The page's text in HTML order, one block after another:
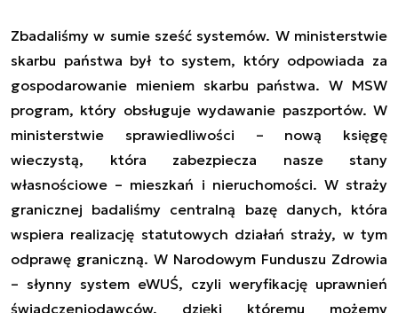
Zbadaliśmy w sumie sześć systemów. W ministerstwie
skarbu państwa był to system, który odpowiada za
gospodarowanie mieniem skarbu państwa. W MSW
program, który obsługuje wydawanie paszportów. W
ministerstwie sprawiedliwości – nową księgę
wieczystą, która zabezpiecza nasze stany
własnościowe – mieszkań i nieruchomości. W straży
granicznej badaliśmy centralną bazę danych, która
wspiera realizację statutowych działań straży, w tym
odprawę graniczną. W Narodowym Funduszu Zdrowia
– słynny system eWUŚ, czyli weryfikację uprawnień
świadczeniodawców, dzięki któremu możemy